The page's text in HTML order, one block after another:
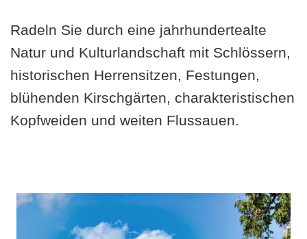
Radeln Sie durch eine jahrhundertealte
Natur und Kulturlandschaft mit Schlössern,
historischen Herrensitzen, Festungen,
blühenden Kirschgärten, charakteristischen
Kopfweiden und weiten Flussauen.